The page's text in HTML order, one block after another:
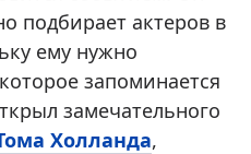
подбирает актеров в
ему нужно
запоминается
замечательного
Холланда,